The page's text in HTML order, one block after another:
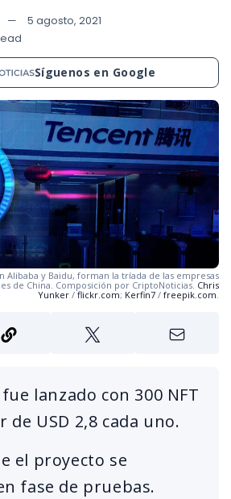
5 agosto, 2021
Síguenos en Google
Alibaba y Baidu, forman la tríada de las empresas
de China. Composición por CriptoNoticias. Chris
Yunker /flickr.com; Kerfin7 / freepik.com
lanzado con 300 NFT
de USD 2,8 cada uno.
el proyecto se
fase de pruebas.